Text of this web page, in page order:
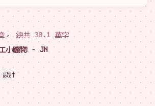
， 總共 30.1 萬字
小廢物 - JN
設計